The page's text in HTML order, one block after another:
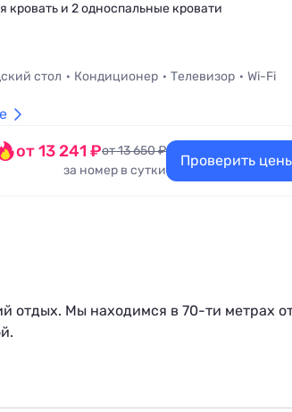
кровать и 2 односпальные кровати
стол Кондиционер Телевизор
Wi-Fi
от 13 241 ₽от 13 650 ₽
за номер в сутки
Проверить
отдых. Мы находимся в 70-ти метрах
и 2х-комнатные номера типа
отсутствием балкона, видами из